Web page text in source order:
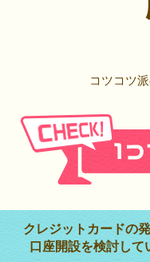
コツコツ
クレジットカードの
口座開設を検討して